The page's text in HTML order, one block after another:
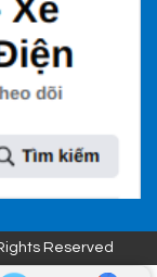
Reserved